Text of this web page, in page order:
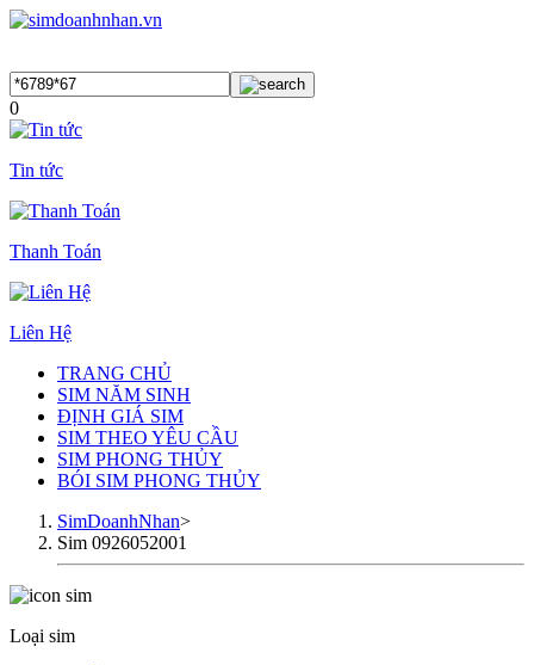
0
Tin tức
Thanh Toán
Liên Hệ
TRANG CHỦ
SIM NĂM SINH
ĐỊNH GIÁ SIM
SIM THEO YÊU CẦU
SIM PHONG THỦY
BÓI SIM PHONG THỦY
SimDoanhNhan>
Sim 0926052001
Loại sim